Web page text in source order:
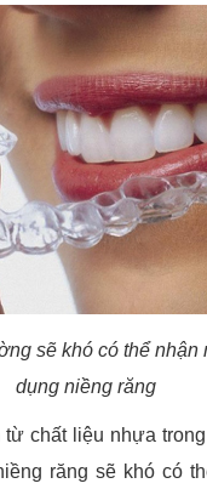
sẽ khó có thể nhận
dụng niềng răng
chất liệu nhựa
răng sẽ khó có